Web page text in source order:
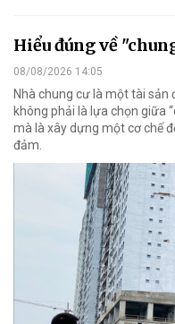
Hiểu đúng về
08/08/2026 14:05
Nhà chung cư là một tài sản
không phải là lựa chọn giữa
mà là xây dựng một cơ chế
đảm.